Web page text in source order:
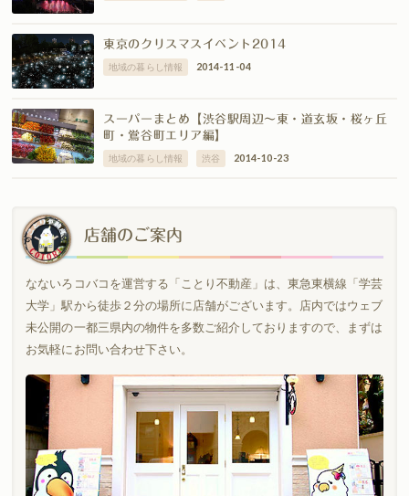
東京のクリスマスイベント2014
地域の暮らし情報 2014-11-04
スーパーまとめ【渋谷駅周辺〜東・道玄坂・桜ヶ丘
町・鴬谷町エリア編】
地域の暮らし情報 渋谷 2014-10-23
店舗のご案内
なないろコバコを運営する「ことり不動産」は、東急東横線「学芸
大学」駅から徒歩２分の場所に店舗がございます。店内ではウェブ
未公開の一都三県内の物件を多数ご紹介しておりますので、まずは
お気軽にお問い合わせ下さい。